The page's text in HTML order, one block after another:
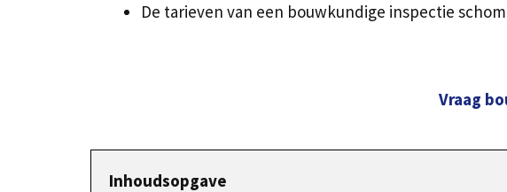
De tarieven van een bouwkundige inspectie
Vraag
Inhoudsopgave